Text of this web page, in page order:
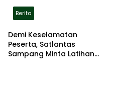
Berita
Demi Keselamatan
Peserta, Satlantas
Sampang Minta Latihan